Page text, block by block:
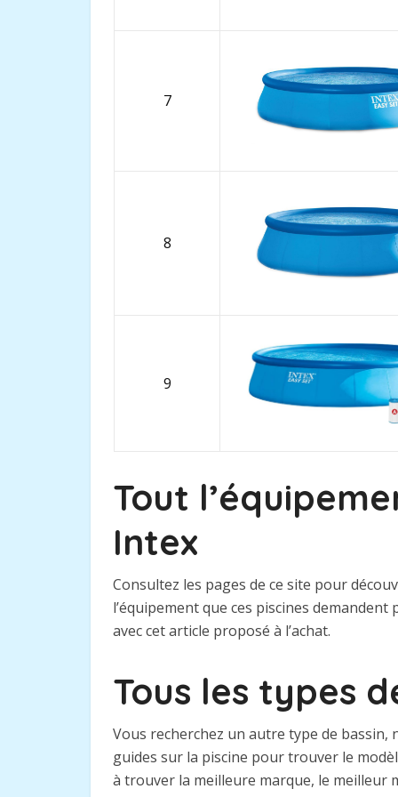
7
8
9
Tout
Intex
Consultez les pages de ce site pour
l’équipement que ces piscines
avec cet article proposé à l’achat.
Tous les types
Vous recherchez un autre type de
guides sur la piscine pour trouver le
à trouver la meilleure marque, le meilleur